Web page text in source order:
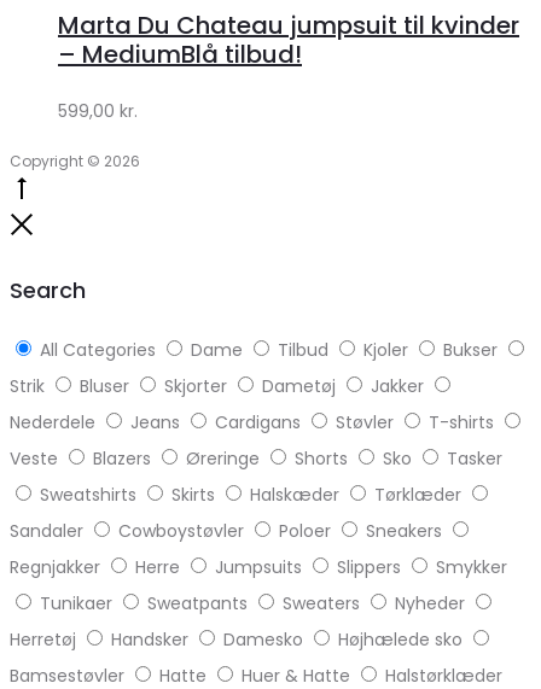
Klædeskabet.dk
Marta Du Chateau jumpsuit til kvinder
– MediumBlå tilbud!
599,00 kr.
Copyright © 2026
Search
All Categories Dame Tilbud Kjoler
Bukser
Strik
Bluser Skjorter Dametøj
Jakker
Nederdele
Jeans Cardigans Støvler
T-shirts
Veste
Blazers Øreringe Shorts Sko
Tasker
Sweatshirts
Skirts Halskæder
Tørklæder
Sandaler
Cowboystøvler Poloer
Sneakers
Regnjakker
Herre Jumpsuits Slippers
Smykker
Tunikaer
Sweatpants Sweaters
Nyheder
Herretøj
Handsker Damesko
Højhælede sko
Bamsestøvler
Hatte Huer & Hatte
Halstørklæder